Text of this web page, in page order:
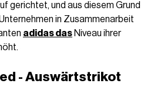
gerichtet, und aus diesem Grund
in Zusammenarbeit
adidas das Niveau ihrer
- Auswärtstrikot